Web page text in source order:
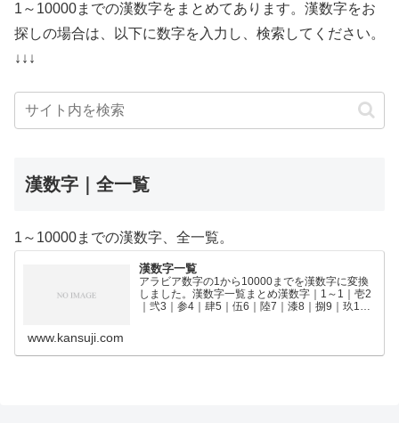
1～10000までの漢数字をまとめてあります。漢数字をお
探しの場合は、以下に数字を入力し、検索してください。
↓↓↓
漢数字｜全一覧
1～10000までの漢数字、全一覧。
漢数字一覧
アラビア数字の1から10000までを漢数字に変換
しました。漢数字一覧まとめ漢数字｜1～1｜壱2
｜弐3｜参4｜肆5｜伍6｜陸7｜漆8｜捌9｜玖10
www.kansuji.com